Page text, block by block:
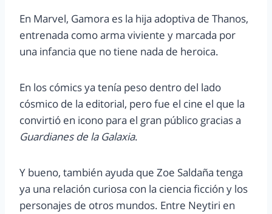
En Marvel, Gamora es la hija adoptiva de Thanos,
entrenada como arma viviente y marcada por
una infancia que no tiene nada de heroica.
En los cómics ya tenía peso dentro del lado
cósmico de la editorial, pero fue el cine el que la
convirtió en icono para el gran público gracias a
Guardianes de la Galaxia.
Y bueno, también ayuda que Zoe Saldaña tenga
ya una relación curiosa con la ciencia ficción y los
personajes de otros mundos. Entre Neytiri en